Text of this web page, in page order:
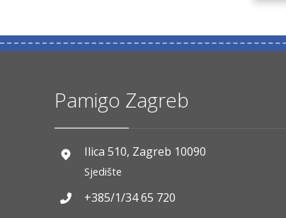
Pamigo Zagreb
Ilica 510, Zagreb 10090
Sjedište
+385/1/34 65 720